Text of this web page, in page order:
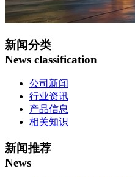
新闻分类
News classification
公司新闻
行业资讯
产品信息
相关知识
新闻推荐
News